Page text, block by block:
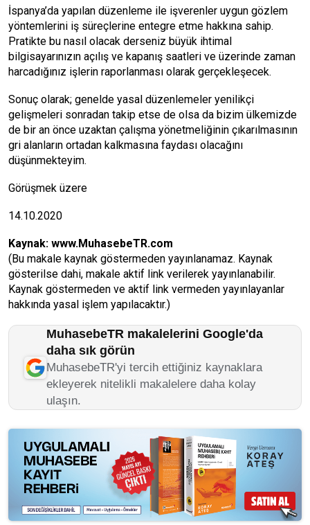
İspanya’da yapılan düzenleme ile işverenler uygun gözlem
yöntemlerini iş süreçlerine entegre etme hakkına sahip.
Pratikte bu nasıl olacak derseniz büyük ihtimal
bilgisayarınızın açılış ve kapanış saatleri ve üzerinde zaman
harcadığınız işlerin raporlanması olarak gerçekleşecek.
Sonuç olarak; genelde yasal düzenlemeler yenilikçi
gelişmeleri sonradan takip etse de olsa da bizim ülkemizde
de bir an önce uzaktan çalışma yönetmeliğinin çıkarılmasının
gri alanların ortadan kalkmasına faydası olacağını
düşünmekteyim.
Görüşmek üzere
14.10.2020
Kaynak: www.MuhasebeTR.com
(Bu makale kaynak göstermeden yayınlanamaz. Kaynak
gösterilse dahi, makale aktif link verilerek yayınlanabilir.
Kaynak göstermeden ve aktif link vermeden yayınlayanlar
hakkında yasal işlem yapılacaktır.)
MuhasebeTR makalelerini Google'da
daha sık görün
MuhasebeTR'yi tercih ettiğiniz kaynaklara
ekleyerek nitelikli makalelere daha kolay
ulaşın.